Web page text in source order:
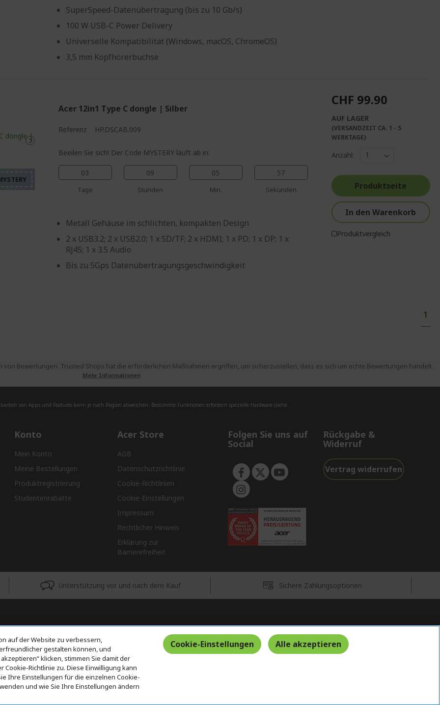
SuperSpeed-Datenübertragung (bis zu 10 Gb/s)
100 W USB-C Power Delivery
Universelle Kompatibilität (Windows, macOS, ChromeOS)
3,5 mm Kopfhörerbuchse
Acer 12in1 Type C dongle | Silber
Referenz HP.DSCAB.009
Beeilen Sie sich! Der Code MYSTERY läuft ab in:
03
Tage
09
Stunden
05
Min.
56
Sekunden
Metall Gehäuse im schlichten, kompakten Design
2 x USB3.2; 2 x USB2.0; 1 x SD/TF; 2 x HDMI; 1 x PD; 1 x DP; 1 x
RJ45; 1 x 3.5 Audio
Bis zu 5Gps Datenübertragungsgeschwindigkeit
CHF 99.90
AUF LAGER
(VERSANDZEIT CA. 1 - 5
WERKTAGE)
Anzahl:
Produktseite
In den Warenkorb
Produktvergleich
Sie
1
Bewertungen. Trusted Shops hat die erforderlichen Maßnahmen ergriffen, um sicherzustellen, dass es sich um echte Bewertungen handelt.
Mehr Informationen
von Apps und Features kann je nach Region abweichen. Bestimmte Funktionen erfordern spezielle Hardware (siehe
Konto
Mein Konto
Meine Bestellungen
Produktregistrierung
Studentenrabatte
Acer Store
AGB
Datenschutzrichtlinie
Cookie-Richtlinien
Cookie-Einstellungen
Impressum
Rechtlicher Hinweis
Erklärung zur
Barrierefreiheit
Folgen Sie uns auf
Social
Rückgabe &
Widerruf
Vertrag widerrufen
Unterstützung vor und nach dem Kauf Sichere Zahlungsoptionen
Schweiz
auf der Website zu verbessern,
gestalten können, und
klicken, stimmen Sie damit der
Richtlinie zu. Diese Einwilligung kann
Ihre Einstellungen für die einzelnen Cookie-
und wie Sie Ihre Einstellungen ändern
Cookie-Einstellungen Alle akzeptieren